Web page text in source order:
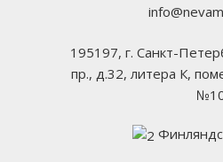
195197, г. Санкт-
пр., д.32, литера К,